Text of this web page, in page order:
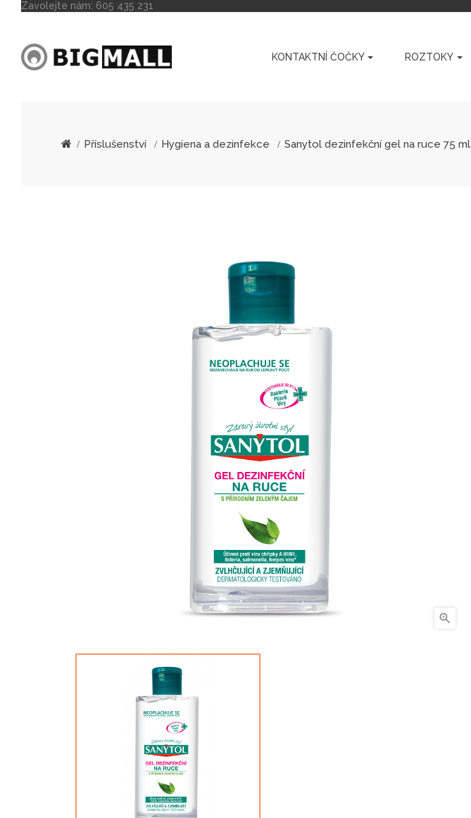
Zavolejte nám: 605 435 231
KONTAKTNÍ ČOČKY ROZTOKY
Příslušenství Hygiena a dezinfekce Sanytol dezinfekční gel na ruce 75 ml
